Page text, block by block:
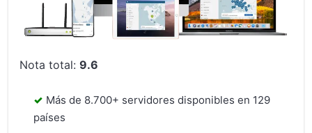
Nota total:9.6
Más de 8.700+ servidores disponibles en 129
países